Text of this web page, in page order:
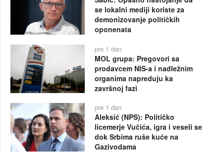
se lokalni mediji koriste za
demonizovanje političkih
oponenata
pre 1 dan
MOL grupa: Pregovori sa
prodavcem NIS-a i nadležnim
organima napreduju ka
završnoj fazi
pre 1 dan
Aleksić (NPS): Političko
licemerje Vučića, igra i veseli se
dok Srbima ruše kuće na
Gazivodama